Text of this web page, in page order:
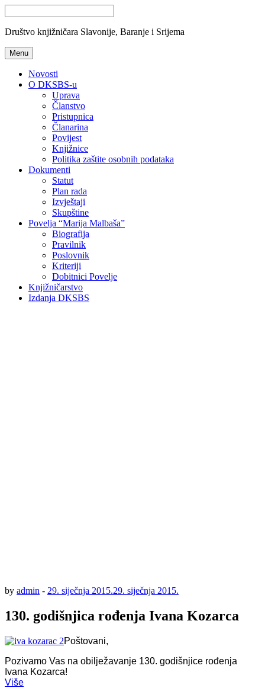
Društvo knjižničara Slavonije, Baranje i Srijema
Menu
Novosti
O DKSBS-u
Uprava
Članstvo
Pristupnica
Članarina
Povijest
Knjižnice
Politika zaštite osobnih podataka
Dokumenti
Statut
Plan rada
Izvještaji
Skupštine
Povelja “Marija Malbaša”
Biografija
Pravilnik
Poslovnik
Kriteriji
Dobitnici Povelje
Knjižničarstvo
Izdanja DKSBS
by admin - 29. siječnja 2015.29. siječnja 2015.
130. godišnjica rođenja Ivana Kozarca
Poštovani,
Pozivamo Vas na obilježavanje 130. godišnjice rođenja
Ivana Kozarca!
Više